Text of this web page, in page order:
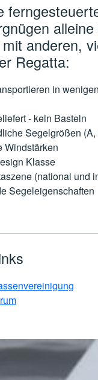
anderen,
Regatta:
in
- kein Basteln
Segelgrößen
Windstärken
Klasse
(national und
Segeleigenschaften